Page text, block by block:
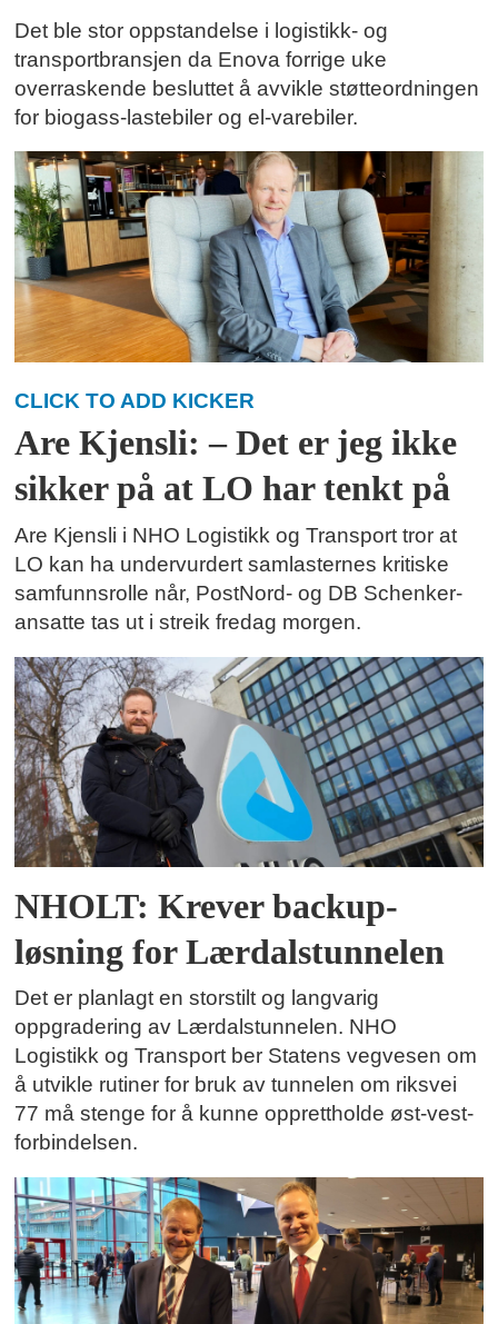
Det ble stor oppstandelse i logistikk- og
transportbransjen da Enova forrige uke
overraskende besluttet å avvikle støtteordningen
for biogass-lastebiler og el-varebiler.
CLICK TO ADD KICKER
Are Kjensli: – Det er jeg ikke
sikker på at LO har tenkt på
Are Kjensli i NHO Logistikk og Transport tror at
LO kan ha undervurdert samlasternes kritiske
samfunnsrolle når, PostNord- og DB Schenker-
ansatte tas ut i streik fredag morgen.
NHOLT: Krever backup-
løsning for Lærdalstunnelen
Det er planlagt en storstilt og langvarig
oppgradering av Lærdalstunnelen. NHO
Logistikk og Transport ber Statens vegvesen om
å utvikle rutiner for bruk av tunnelen om riksvei
77 må stenge for å kunne opprettholde øst-vest-
forbindelsen.